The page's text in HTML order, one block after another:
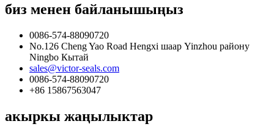
биз менен байланышыңыз
0086-574-88090720
No.126 Cheng Yao Road Hengxi шаар Yinzhou району
Ningbo Кытай
sales@victor-seals.com
0086-574-88090720
+86 15867563047
акыркы жаңылыктар